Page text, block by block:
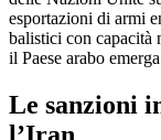
esportazioni di armi
balistici con capacità
il Paese arabo
Le sanzioni
l’Iran